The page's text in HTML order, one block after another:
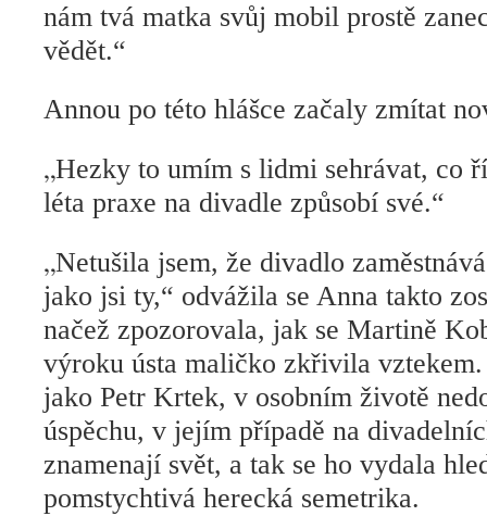
nám tvá matka svůj mobil prostě
vědět.“
Annou po této hlášce začaly zmítat
„Hezky to umím s lidmi sehrávat, co
léta praxe na divadle způsobí své.“
„Netušila jsem, že divadlo
jako jsi ty,“ odvážila se Anna takto
načež zpozorovala, jak se Martině
výroku ústa maličko zkřivila vztekem.
jako Petr Krtek, v osobním životě
úspěchu, v jejím případě na
znamenají svět, a tak se ho vydala
pomstychtivá herecká semetrika.